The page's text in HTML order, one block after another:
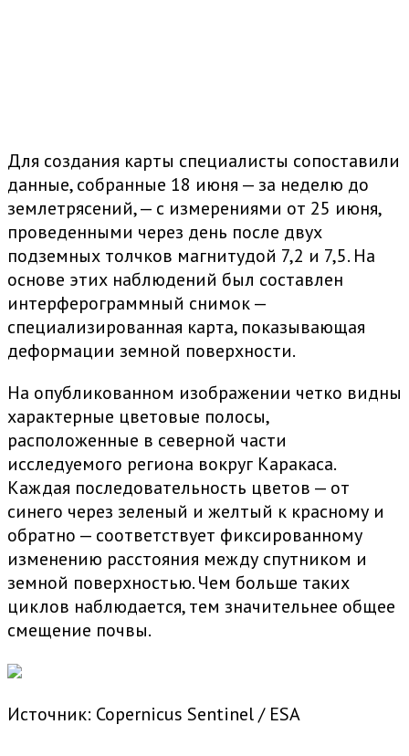
Для создания карты специалисты сопоставили
данные, собранные 18 июня — за неделю до
землетрясений, — с измерениями от 25 июня,
проведенными через день после двух
подземных толчков магнитудой 7,2 и 7,5. На
основе этих наблюдений был составлен
интерферограммный снимок —
специализированная карта, показывающая
деформации земной поверхности.
На опубликованном изображении четко видны
характерные цветовые полосы,
расположенные в северной части
исследуемого региона вокруг Каракаса.
Каждая последовательность цветов — от
синего через зеленый и желтый к красному и
обратно — соответствует фиксированному
изменению расстояния между спутником и
земной поверхностью. Чем больше таких
циклов наблюдается, тем значительнее общее
смещение почвы.
Источник: Copernicus Sentinel / ESA